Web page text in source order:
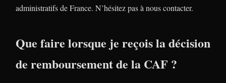
administratifs de France. N’hésitez pas à nous contacter.
Que faire lorsque je reçois la décision
de remboursement de la CAF ?